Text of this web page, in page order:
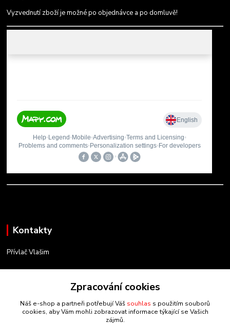
Vyzvednutí zboží je možné po objednávce a po domluvě!
Kontakty
Přívlač Vlašim
734 754 584
info@privlacvlasim.cz
Zpracování cookies
Náš e-shop a partneři potřebují Váš souhlas s použitím souborů
cookies, aby Vám mohli zobrazovat informace týkající se Vašich
zájmů.